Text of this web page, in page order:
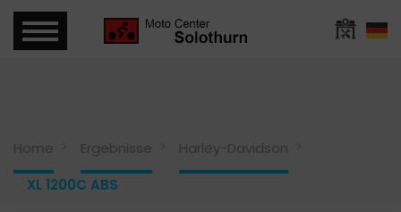
Home Ergebnisse
Harley-Davidson
XL 1200C ABS